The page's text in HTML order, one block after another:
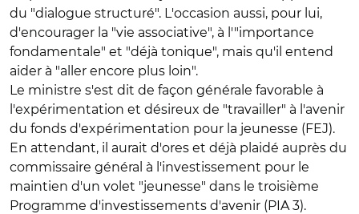
du "dialogue structuré". L'occasion aussi, pour lui,
d'encourager la "vie associative", à l'"importance
fondamentale" et "déjà tonique", mais qu'il entend
aider à "aller encore plus loin".
Le ministre s'est dit de façon générale favorable à
l'expérimentation et désireux de "travailler" à l'avenir
du fonds d'expérimentation pour la jeunesse (FEJ).
En attendant, il aurait d'ores et déjà plaidé auprès du
commissaire général à l'investissement pour le
maintien d'un volet "jeunesse" dans le troisième
Programme d'investissements d'avenir (PIA 3).